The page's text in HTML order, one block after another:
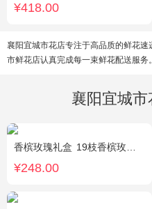
¥418.00
襄阳宜城市花店专注于高品质的鲜花
市鲜花店认真完成每一束鲜花配送服务。
襄阳宜城
香槟玫瑰礼盒 19枝香槟玫瑰.黄英配花
¥248.00